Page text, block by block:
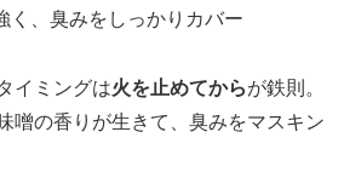
く、臭みをしっかりカバー
イミングは火を止めてからが鉄則。
噌の香りが生きて、臭みをマスキン